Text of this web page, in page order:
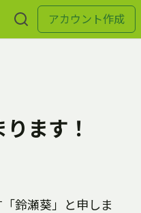
アカウント作成
ます！
鈴瀬葵」と申しま